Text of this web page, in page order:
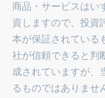
商品・サービスはい
資しますので、投資
本が保証されている
社が信頼できると判
成されていますが、
るものではありませ